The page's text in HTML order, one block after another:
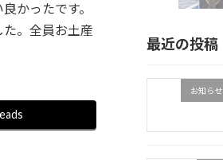
かったです。
。全員お土産
最近の投稿
お知らせ